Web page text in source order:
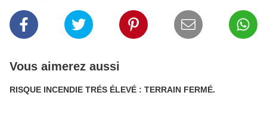
Vous aimerez aussi
RISQUE INCENDIE TRÉS ÉLEVÉ : TERRAIN FERMÉ.